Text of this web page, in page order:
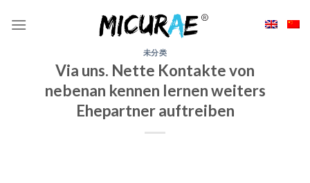
未分类
Via uns. Nette Kontakte von
nebenan kennen lernen weiters
Ehepartner auftreiben